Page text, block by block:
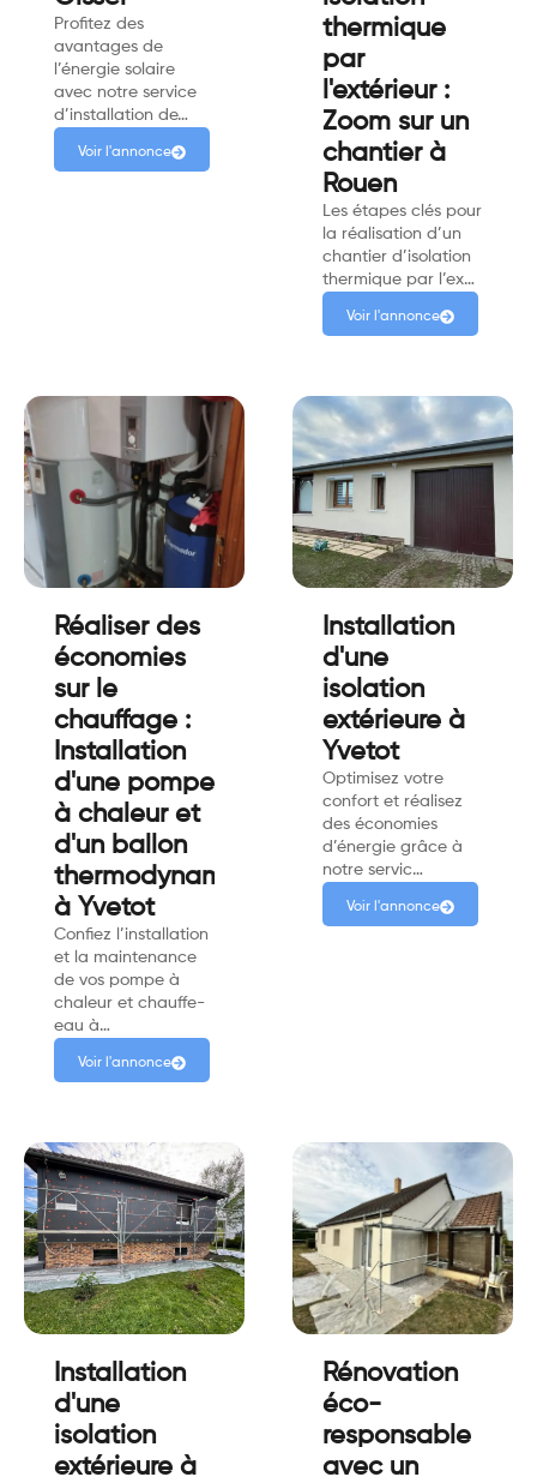
Profitez des
avantages de
l’énergie solaire
avec notre service
d’installation de…
Voir l'annonce
thermique
par
l'extérieur :
Zoom sur un
chantier à
Rouen
Les étapes clés pour
la réalisation d’un
chantier d’isolation
thermique par l’ex…
Voir l'annonce
Réaliser des
économies
sur le
chauffage :
Installation
d'une pompe
à chaleur et
d'un ballon
thermodynamique
à Yvetot
Confiez l’installation
et la maintenance
de vos pompe à
chaleur et chauffe-
eau à…
Voir l'annonce
Installation
d'une
isolation
extérieure à
Yvetot
Optimisez votre
confort et réalisez
des économies
d’énergie grâce à
notre servic…
Voir l'annonce
Installation
d'une
isolation
extérieure à
Rénovation
éco-
responsable
avec un